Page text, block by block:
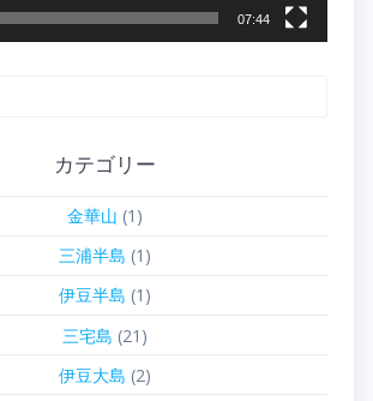
07:44
カテゴリー
金華山 (1)
三浦半島 (1)
伊豆半島 (1)
三宅島 (21)
伊豆大島 (2)